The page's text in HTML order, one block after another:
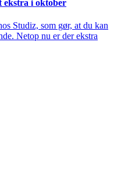
ekstra i oktober
Studiz, som gør, at du kan
Netop nu er der ekstra